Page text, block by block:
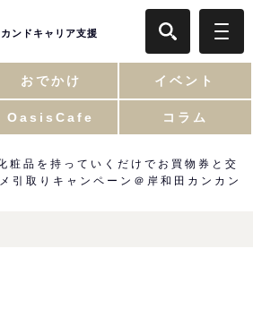
ンドキャリア支援
おでかけ イベント
OasisCafe コラム
粧品を持っていくだけでお買物券と交
引取りキャンペーン＠岸和田カンカン